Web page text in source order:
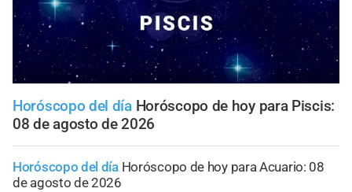
Horóscopo del día Horóscopo de hoy para Piscis:
08 de agosto de 2026
Horóscopo del día Horóscopo de hoy para Acuario: 08
de agosto de 2026